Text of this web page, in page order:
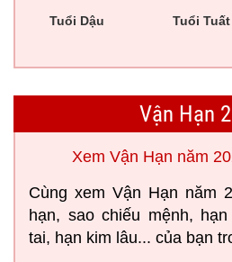
Tuổi Dậu Tuổi Tuất
Vận Hạn
Xem Vận Hạn năm
Cùng xem Vận Hạn năm
hạn, sao chiếu mệnh,
tai, hạn kim lâu... của bạn